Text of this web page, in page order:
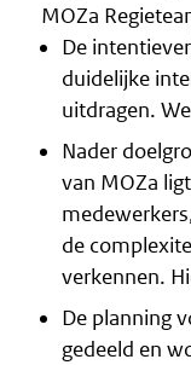
MOZa
De
duidelijke
uitdragen.
Nader
van MOZa
de
verkennen.
De planning
gedeeld en